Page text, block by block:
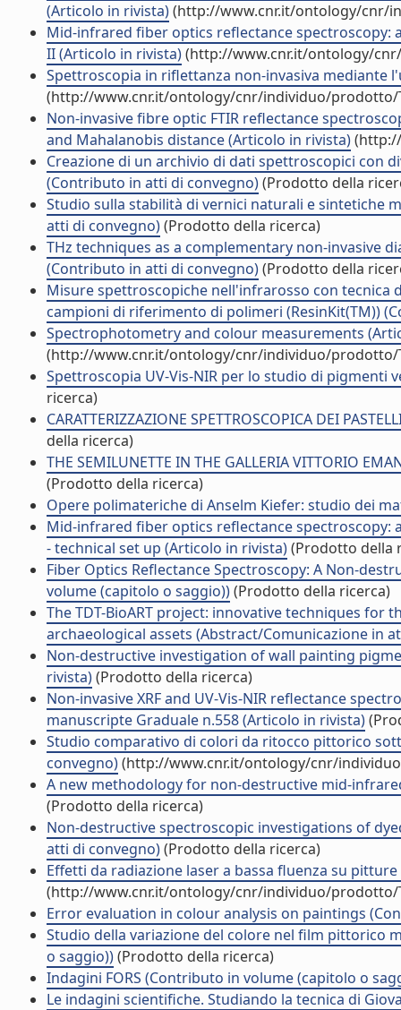
(Articolo in rivista)(http://www.cnr.it/ontology/cnr/
Mid-infrared fiber optics reflectance spectroscopy:
II (Articolo in rivista)(http://www.cnr.it/ontology/
Spettroscopia in riflettanza non-invasiva
(http://www.cnr.it/ontology/cnr/individuo/prodotto/
Non-invasive fibre optic FTIR reflectance
and Mahalanobis distance (Articolo in rivista)
Creazione di un archivio di dati spettroscopici con
(Contributo in atti di convegno)(Prodotto della
Studio sulla stabilità di vernici naturali e sintetiche
atti di convegno)(Prodotto della ricerca)
THz techniques as a complementary non-invasive
(Contributo in atti di convegno)(Prodotto della
Misure spettroscopiche nell'infrarosso con tecnica
campioni di riferimento di polimeri (ResinKit(TM))
Spectrophotometry and colour measurements
(http://www.cnr.it/ontology/cnr/individuo/prodotto/
Spettroscopia UV-Vis-NIR per lo studio di
ricerca)
CARATTERIZZAZIONE SPETTROSCOPICA DEI
della ricerca)
THE SEMILUNETTE IN THE GALLERIA VITTORIO
(Prodotto della ricerca)
Opere polimateriche di Anselm Kiefer: studio dei
Mid-infrared fiber optics reflectance spectroscopy:
- technical set up (Articolo in rivista)(Prodotto della
Fiber Optics Reflectance Spectroscopy: A Non-
volume (capitolo o saggio))(Prodotto della ricerca)
The TDT-BioART project: innovative techniques
archaeological assets (Abstract/Comunicazione in
Non-destructive investigation of wall painting
rivista)(Prodotto della ricerca)
Non-invasive XRF and UV-Vis-NIR reflectance
manuscripte Graduale n.558 (Articolo in rivista)
Studio comparativo di colori da ritocco pittorico
convegno)(http://www.cnr.it/ontology/cnr/
A new methodology for non-destructive mid-
(Prodotto della ricerca)
Non-destructive spectroscopic investigations of
atti di convegno)(Prodotto della ricerca)
Effetti da radiazione laser a bassa fluenza su
(http://www.cnr.it/ontology/cnr/individuo/prodotto/
Error evaluation in colour analysis on paintings
Studio della variazione del colore nel film pittorico
o saggio))(Prodotto della ricerca)
Indagini FORS (Contributo in volume (capitolo o
Le indagini scientifiche. Studiando la tecnica di